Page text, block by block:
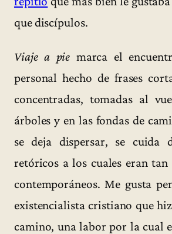
que discípulos.
Viaje a pie marca el
personal hecho de frases
concentradas, tomadas al
árboles y en las fondas de
se deja dispersar, se cuida
retóricos a los cuales eran tan
contemporáneos. Me gusta
existencialista cristiano que
camino, una labor por la cual